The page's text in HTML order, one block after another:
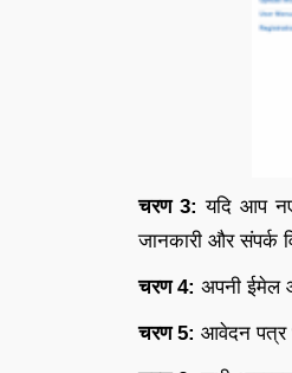
चरण 3: यदि आप
जानकारी और संपर्क
चरण 4: अपनी ईमेल
चरण 5: आवेदन पत्र